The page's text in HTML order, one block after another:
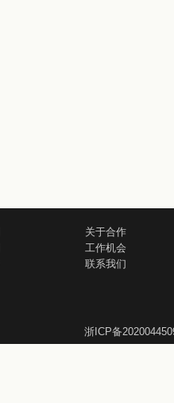
关于合作
工作机会
联系我们
浙ICP备